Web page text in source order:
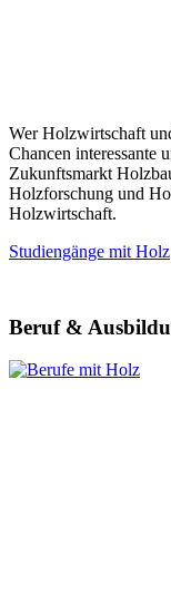
Wer Holzwirtschaft
Chancen interessante
Zukunftsmarkt
Holzforschung und
Holzwirtschaft.
Studiengänge mit Holz
Beruf &